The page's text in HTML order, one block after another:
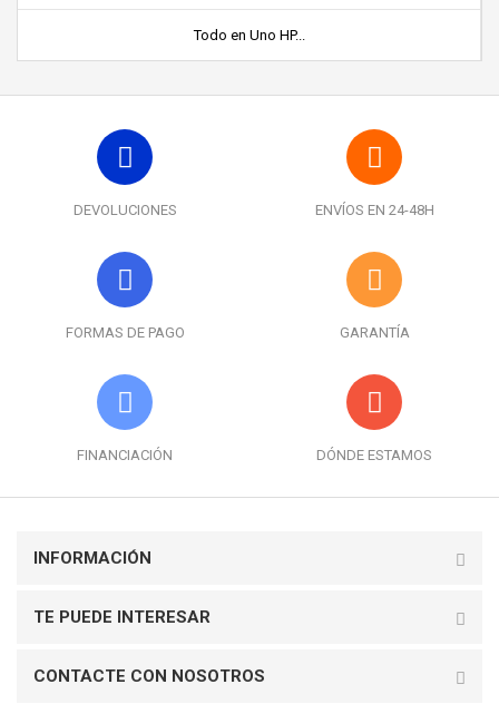
Todo en Uno HP...
DEVOLUCIONES ENVÍOS EN 24-48H
FORMAS DE PAGO GARANTÍA
FINANCIACIÓN DÓNDE ESTAMOS
INFORMACIÓN
TE PUEDE INTERESAR
CONTACTE CON NOSOTROS